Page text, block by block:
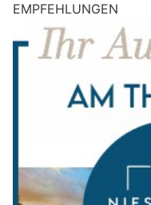
EMPFEHLUNGEN